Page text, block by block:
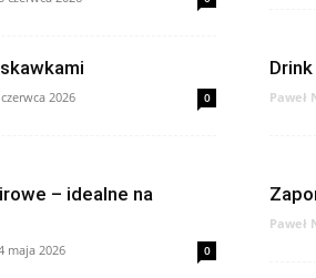
2026 0 Paweł
– idealne na
maja 2026 0
Paweł